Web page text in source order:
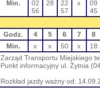
Min.
02
56
28
22
57
x
09
45
Godz.
4 5 6 7 8
Min.
x x 50 x 18
Zarząd Transportu Miejskiego
Punkt informacyjny ul. Żytnia
Rozkład jazdy ważny od: